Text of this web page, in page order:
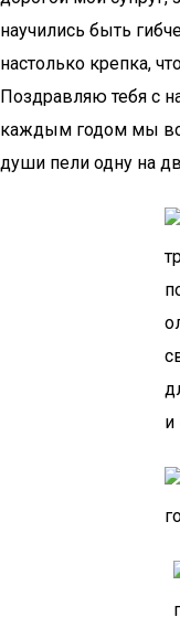
научились быть
настолько крепка,
Поздравляю тебя с
каждым годом мы
души пели одну на